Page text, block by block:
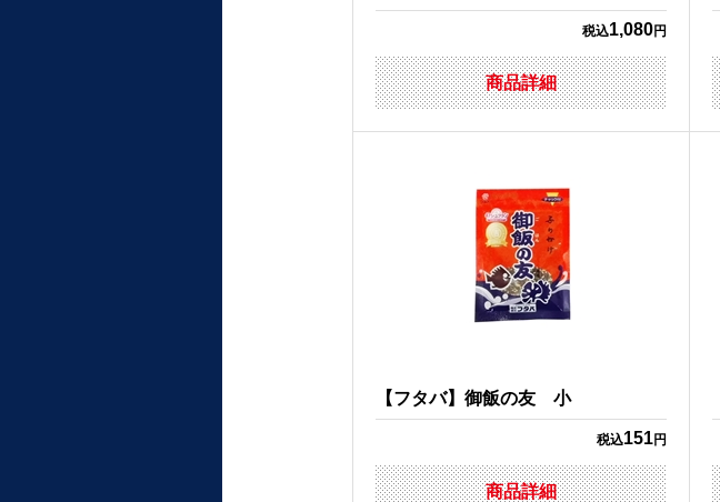
税込1,080円
商品詳細
【フタバ】御飯の友 小
税込151円
商品詳細